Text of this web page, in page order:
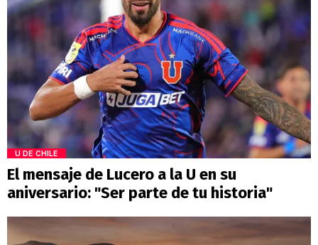
U DE CHILE
El mensaje de Lucero a la U en su
aniversario: "Ser parte de tu historia"